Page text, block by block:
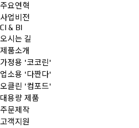
주요연혁
사업비전
CI & BI
오시는 길
제품소개
가정용 '코코린'
업소용 '다짠다'
오클린 '컴포드'
대용량 제품
주문제작
고객지원